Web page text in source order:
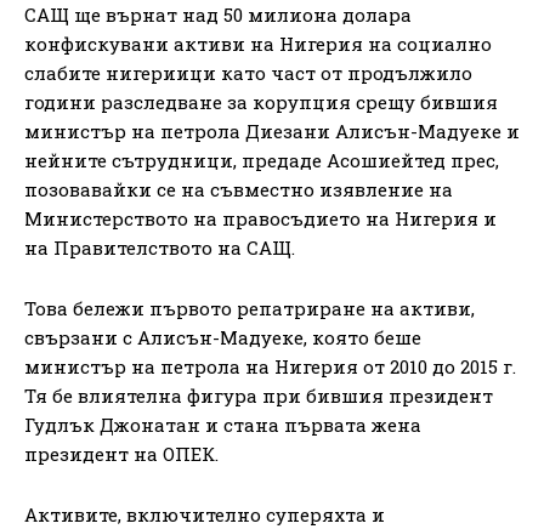
САЩ ще върнат над 50 милиона долара
конфискувани активи на Нигерия на социално
слабите нигериици като част от продължило
години разследване за корупция срещу бившия
министър на петрола Диезани Алисън-Мадуеке и
нейните сътрудници, предаде Асошиейтед прес,
позовавайки се на съвместно изявление на
Министерството на правосъдието на Нигерия и
на Правителството на САЩ.
Това бележи първото репатриране на активи,
свързани с Алисън-Мадуеке, която беше
министър на петрола на Нигерия от 2010 до 2015 г.
Тя бе влиятелна фигура при бившия президент
Гудлък Джонатан и стана първата жена
президент на ОПЕК.
Активите, включително суперяхта и